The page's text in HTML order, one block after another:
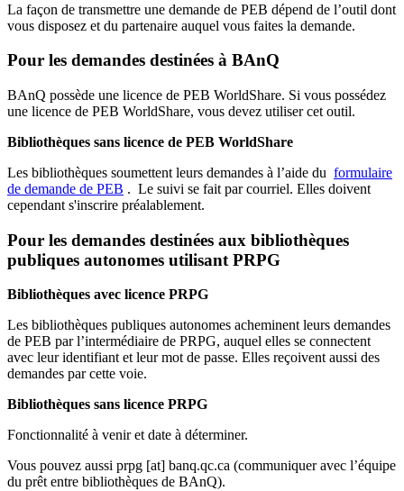
La façon de transmettre une demande de PEB dépend de l’outil dont
vous disposez et du partenaire auquel vous faites la demande.
Pour les demandes destinées à BAnQ
BAnQ possède une licence de PEB WorldShare. Si vous possédez
une licence de PEB WorldShare, vous devez utiliser cet outil.
Bibliothèques sans licence de PEB WorldShare
Les bibliothèques soumettent leurs demandes à l’aide du formulaire
de demande de PEB . Le suivi se fait par courriel. Elles doivent
cependant s'inscrire préalablement.
Pour les demandes destinées aux bibliothèques
publiques autonomes utilisant PRPG
Bibliothèques avec licence PRPG
Les bibliothèques publiques autonomes acheminent leurs demandes
de PEB par l’intermédiaire de PRPG, auquel elles se connectent
avec leur identifiant et leur mot de passe. Elles reçoivent aussi des
demandes par cette voie.
Bibliothèques sans licence PRPG
Fonctionnalité à venir et date à déterminer.
Vous pouvez aussi prpg [at] banq.qc.ca (communiquer avec l’équipe
du prêt entre bibliothèques de BAnQ).